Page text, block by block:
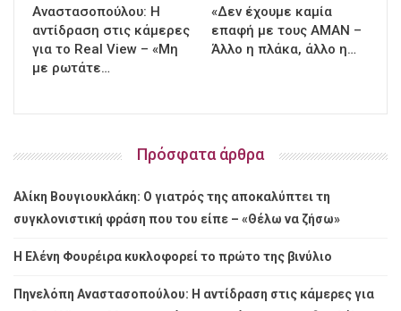
Αναστασοπούλου: Η
αντίδραση στις κάμερες
για το Real View – «Μη
με ρωτάτε…
«Δεν έχουμε καμία
επαφή με τους ΑΜΑΝ –
Άλλο η πλάκα, άλλο η…
Πρόσφατα άρθρα
Αλίκη Βουγιουκλάκη: Ο γιατρός της αποκαλύπτει τη
συγκλονιστική φράση που του είπε – «Θέλω να ζήσω»
Η Ελένη Φουρέιρα κυκλοφορεί το πρώτο της βινύλιο
Πηνελόπη Αναστασοπούλου: Η αντίδραση στις κάμερες για